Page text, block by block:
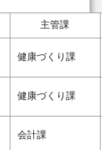
主管課
健康づくり課
健康づくり課
会計課